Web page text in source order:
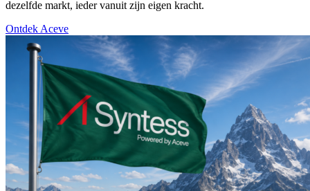
dezelfde markt, ieder vanuit zijn eigen kracht.
Ontdek Aceve